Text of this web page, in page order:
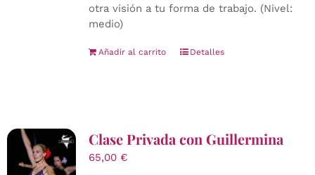
otra visión a tu forma de trabajo. (Nivel:
medio)
Añadir al carrito Detalles
Clase Privada con Guillermina
65,00 €